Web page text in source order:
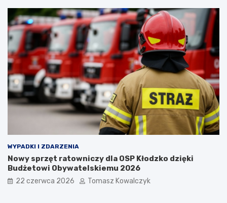
WYPADKI I ZDARZENIA
Nowy sprzęt ratowniczy dla OSP Kłodzko dzięki
Budżetowi Obywatelskiemu 2026
22 czerwca 2026 Tomasz Kowalczyk